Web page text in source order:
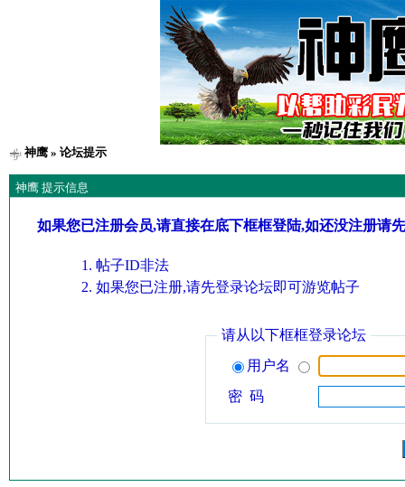
神鹰» 论坛提示
神鹰 提示信息
如果您已注册会员,请直接在底下框框登陆,如还没注册请
帖子ID非法
如果您已注册,请先登录论坛即可游览帖子
请从以下框框登录论坛
用户名
密 码